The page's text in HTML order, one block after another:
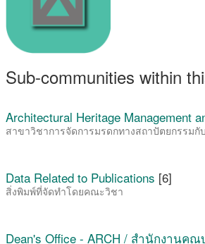
Sub-communities within
Architectural Heritage Management
สาขาวิชาการจัดการมรดกทางสถาปัตยกรรม
Data Related to Publications [6]
สิ่งพิมพ์ที่จัดทำโดยคณะวิชา
Dean's Office - ARCH / สำนักงานค